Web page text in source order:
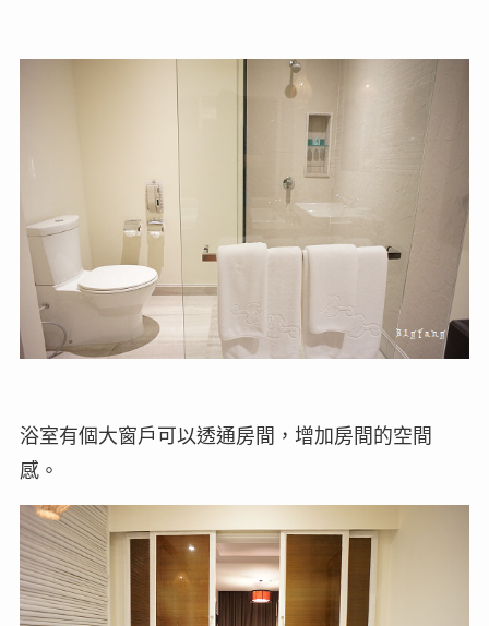
浴室有個大窗戶可以透通房間，增加房間的空間
感。